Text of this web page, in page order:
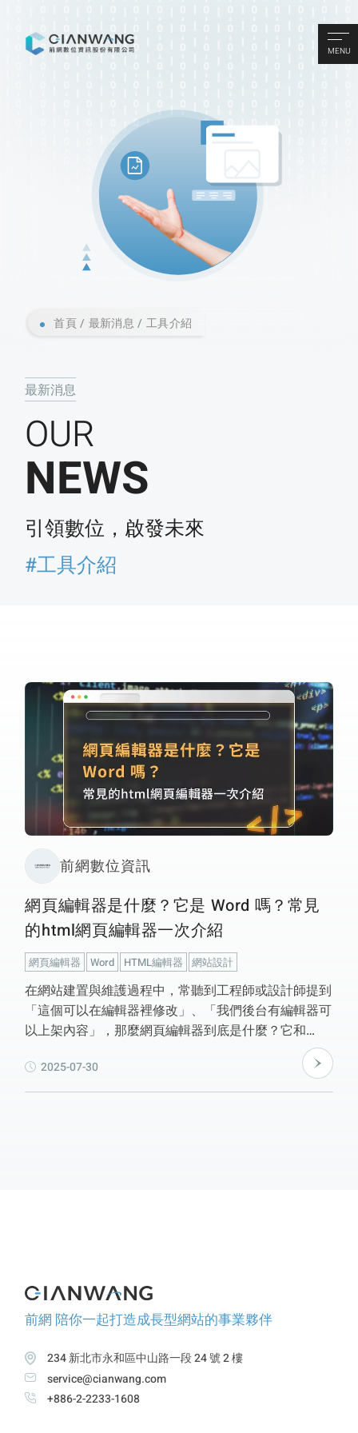
MENU
首頁 最新消息 工具介紹
最新消息
OUR
NEWS
引領數位，啟發未來
#工具介紹
前網數位資訊
網頁編輯器是什麼？它是 Word 嗎？常見
的html網頁編輯器一次介紹
網頁編輯器 Word HTML編輯器 網站設計
在網站建置與維護過程中，常聽到工程師或設計師提到
「這個可以在編輯器裡修改」、「我們後台有編輯器可
以上架內容」，那麼網頁編輯器到底是什麼？它和
Word 有什麼不同？常見的編輯器有哪些？網頁編輯器
是網站後台提供的一種線上內容編輯工具，讓使用者可
編輯網站上的文字、圖片、排版與超連結，不需寫程式
2025-07-30
前網 陪你一起打造成長型網站的事業夥伴
234 新北市永和區中山路一段 24 號 2 樓
service@cianwang.com
+886-2-2233-1608